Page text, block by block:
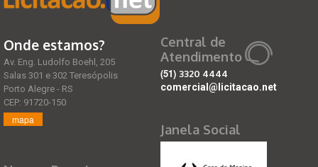
Onde estamos?
Av. Eng. Ludolfo Boehl, 205
Salas 301 e 302 Teresópolis
Porto Alegre - RS
CEP: 91720-150
mapa
Central de
Atendimento
(51) 3320 4444
comercial@licitacao.net
Janela Social